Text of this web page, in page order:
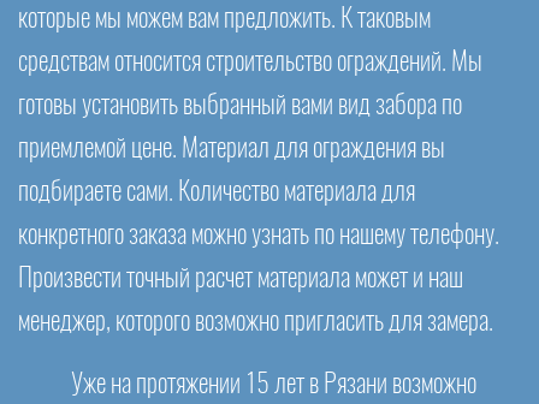
которые мы можем вам предложить. К таковым
средствам относится строительство ограждений. Мы
готовы установить выбранный вами вид забора по
приемлемой цене. Материал для ограждения вы
подбираете сами. Количество материала для
конкретного заказа можно узнать по нашему телефону.
Произвести точный расчет материала может и наш
менеджер, которого возможно пригласить для замера.
Уже на протяжении 15 лет в Рязани возможно